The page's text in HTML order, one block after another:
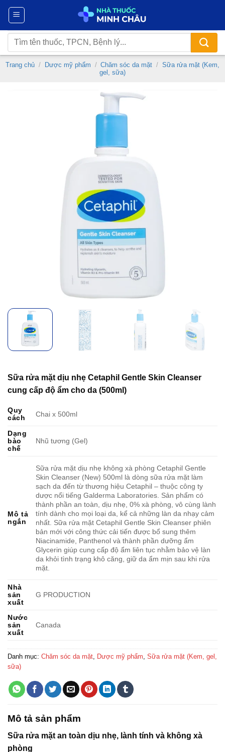
Chuyển
nội
dung
Tìm
kiếm:
Trang chủ / Dược mỹ phẩm / Chăm sóc da mặt / Sữa rửa mặt (Kem,
gel, sữa)
Sữa rửa mặt dịu nhẹ Cetaphil Gentle Skin Cleanser
cung cấp độ ẩm cho da (500ml)
Quy
cách
Chai x 500ml
Dạng
bào
chế
Nhũ tương (Gel)
Mô tả
ngắn
Sữa rửa mặt dịu nhẹ không xà phòng Cetaphil Gentle
Skin Cleanser (New) 500ml là dòng sữa rửa mặt làm
sạch da đến từ thương hiệu Cetaphil – thuộc công ty
dược nổi tiếng Galderma Laboratories. Sản phẩm có
thành phần an toàn, dịu nhẹ, 0% xà phòng, vô cùng lành
tính dành cho mọi loại da, kể cả những làn da nhạy cảm
nhất. Sữa rửa mặt Cetaphil Gentle Skin Cleanser phiên
bản mới với công thức cải tiến được bổ sung thêm
Niacinamide, Panthenol và thành phần dưỡng ẩm
Glycerin giúp cung cấp độ ẩm liên tục nhằm bảo vệ làn
da khỏi tình trạng khô căng, giữ da ẩm mịn sau khi rửa
mặt.
Nhà
sản
xuất
G PRODUCTION
Nước
sản
xuất
Canada
Danh mục: Chăm sóc da mặt Dược mỹ phẩm Sữa rửa mặt (Kem, gel,
sữa)
Mô tả sản phẩm
Sữa rửa mặt an toàn dịu nhẹ, lành tính và không xà
phòng